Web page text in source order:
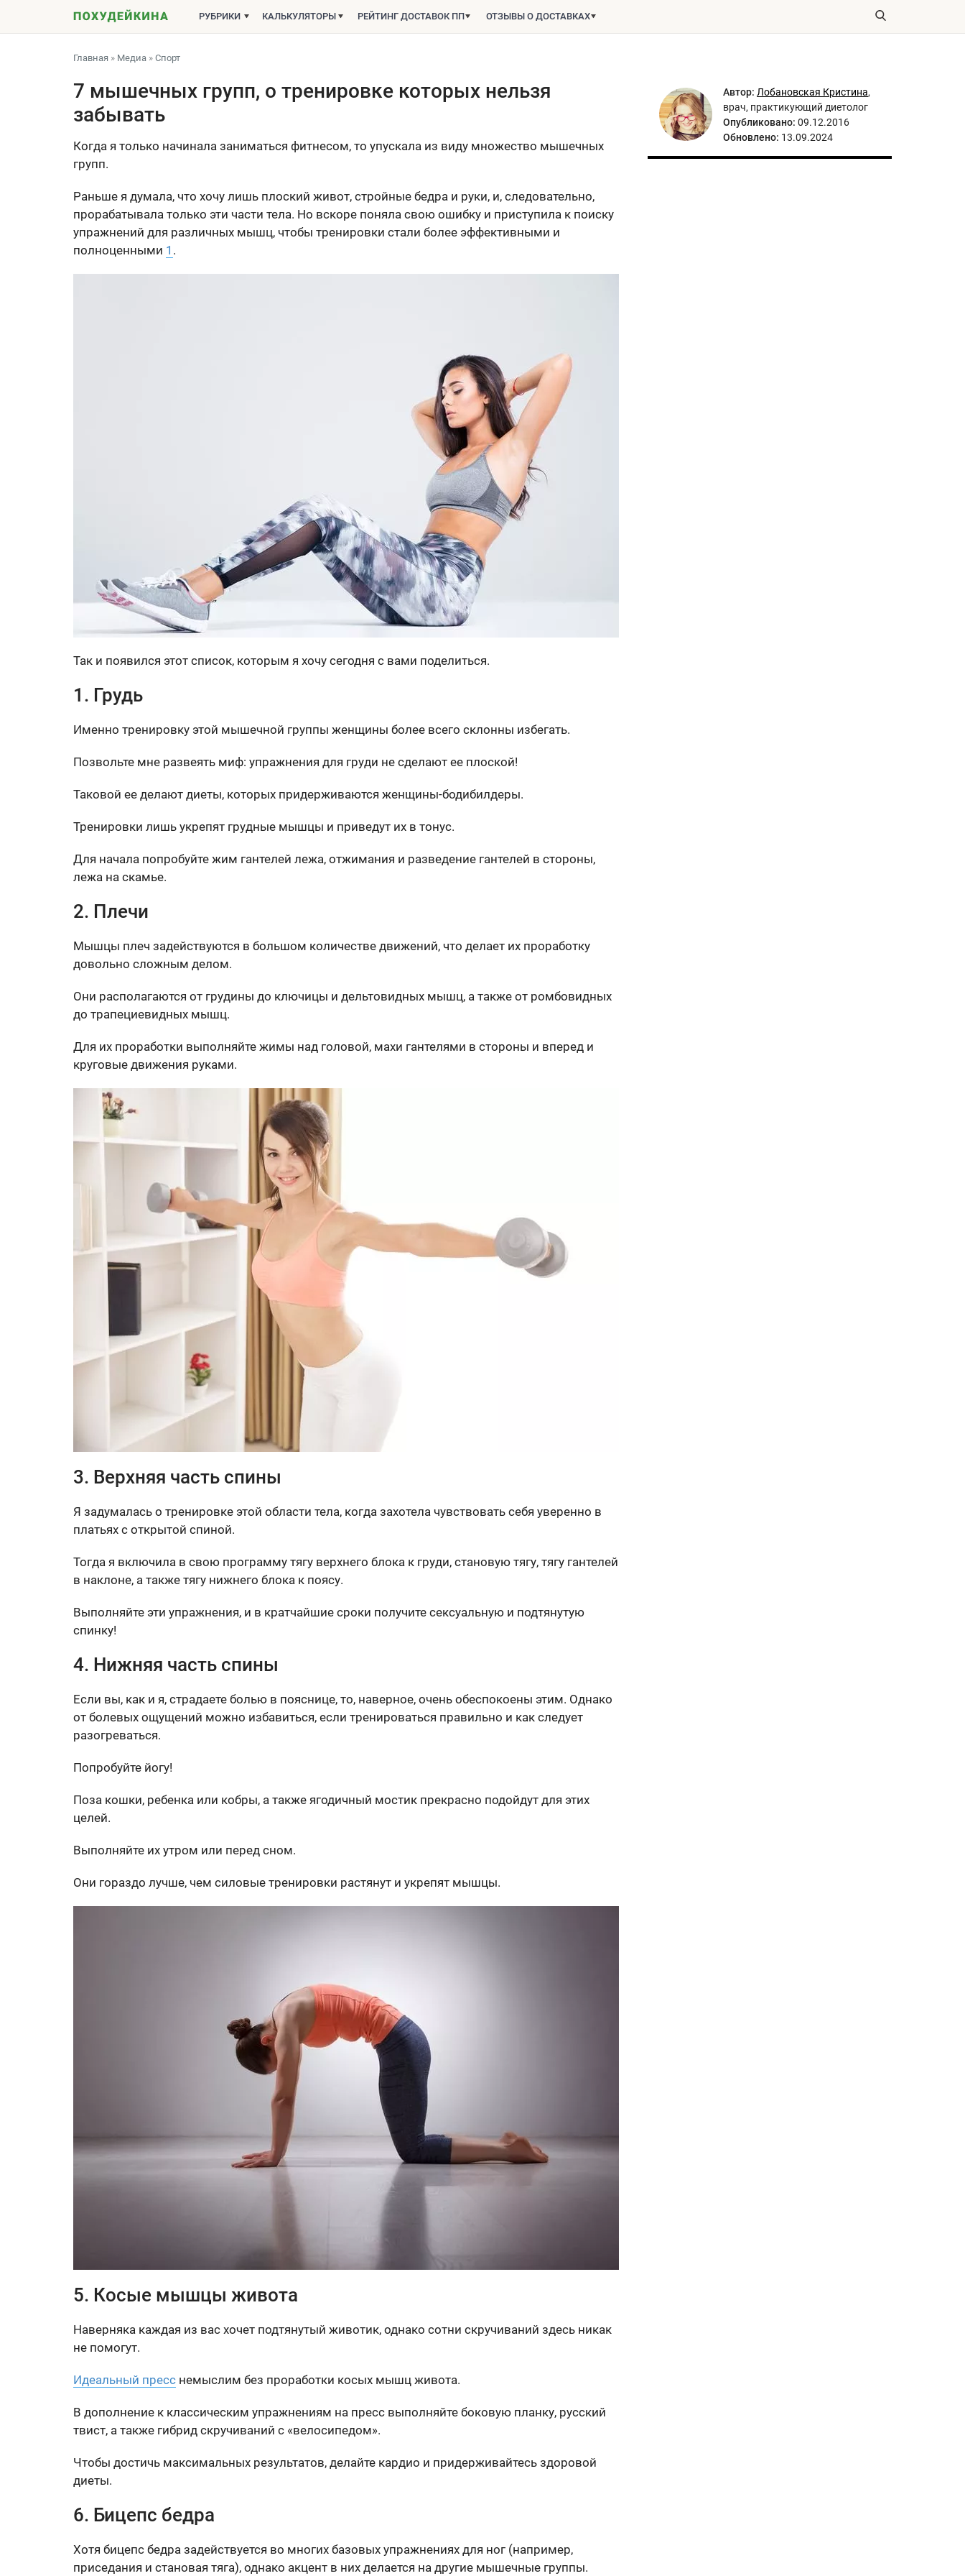
РУБРИКИ КАЛЬКУЛЯТОРЫ РЕЙТИНГ ДОСТАВОК ПП ОТЗЫВЫ О ДОСТАВКАХ
Главная » Медиа » Спорт
7 мышечных групп, о тренировке которых нельзя
забывать
Когда я только начинала заниматься фитнесом, то упускала из виду множество мышечных
групп.
Раньше я думала, что хочу лишь плоский живот, стройные бедра и руки, и, следовательно,
прорабатывала только эти части тела. Но вскоре поняла свою ошибку и приступила к поиску
упражнений для различных мышц, чтобы тренировки стали более эффективными и
полноценными 1 .
Так и появился этот список, которым я хочу сегодня с вами поделиться.
1. Грудь
Именно тренировку этой мышечной группы женщины более всего склонны избегать.
Позвольте мне развеять миф: упражнения для груди не сделают ее плоской!
Таковой ее делают диеты, которых придерживаются женщины-бодибилдеры.
Тренировки лишь укрепят грудные мышцы и приведут их в тонус.
Для начала попробуйте жим гантелей лежа, отжимания и разведение гантелей в стороны,
лежа на скамье.
2. Плечи
Мышцы плеч задействуются в большом количестве движений, что делает их проработку
довольно сложным делом.
Они располагаются от грудины до ключицы и дельтовидных мышц, а также от ромбовидных
до трапециевидных мышц.
Для их проработки выполняйте жимы над головой, махи гантелями в стороны и вперед и
круговые движения руками.
3. Верхняя часть спины
Я задумалась о тренировке этой области тела, когда захотела чувствовать себя уверенно в
платьях с открытой спиной.
Тогда я включила в свою программу тягу верхнего блока к груди, становую тягу, тягу гантелей
в наклоне, а также тягу нижнего блока к поясу.
Выполняйте эти упражнения, и в кратчайшие сроки получите сексуальную и подтянутую
спинку!
4. Нижняя часть спины
Если вы, как и я, страдаете болью в пояснице, то, наверное, очень обеспокоены этим. Однако
от болевых ощущений можно избавиться, если тренироваться правильно и как следует
разогреваться.
Попробуйте йогу!
Поза кошки, ребенка или кобры, а также ягодичный мостик прекрасно подойдут для этих
целей.
Выполняйте их утром или перед сном.
Они гораздо лучше, чем силовые тренировки растянут и укрепят мышцы.
5. Косые мышцы живота
Наверняка каждая из вас хочет подтянутый животик, однако сотни скручиваний здесь никак
не помогут.
Идеальный пресс немыслим без проработки косых мышц живота.
В дополнение к классическим упражнениям на пресс выполняйте боковую планку, русский
твист, а также гибрид скручиваний с «велосипедом».
Чтобы достичь максимальных результатов, делайте кардио и придерживайтесь здоровой
диеты.
6. Бицепс бедра
Хотя бицепс бедра задействуется во многих базовых упражнениях для ног (например,
приседания и становая тяга), однако акцент в них делается на другие мышечные группы.
Автор: Лобановская Кристина,
врач, практикующий диетолог
Опубликовано: 09.12.2016
Обновлено: 13.09.2024